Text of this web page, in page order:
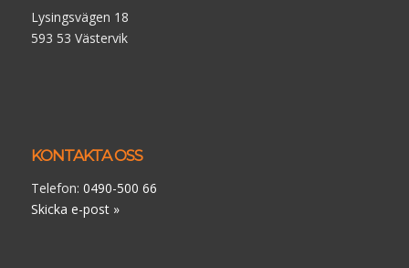
Lysingsvägen 18
593 53 Västervik
KONTAKTA OSS
Telefon: 0490-500 66
Skicka e-post »